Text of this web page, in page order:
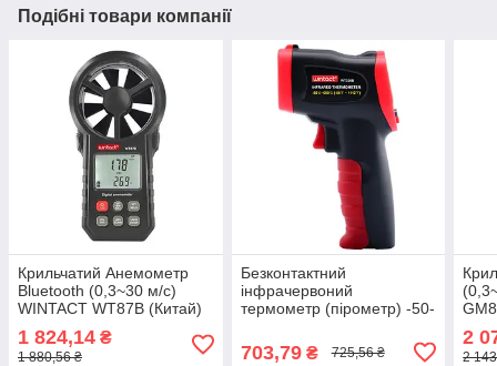
Подібні товари компанії
Крильчатий Анемометр
Bluetooth (0,3~30 м/с)
WINTACT WT87B (Китай)
1 824,14 ₴
1 880,56 ₴
Безконтактний
інфрачервоний
термометр (пірометр) -50-
WINTACT WT326B (Китай)
703,79₴ 725,56 ₴
2
2